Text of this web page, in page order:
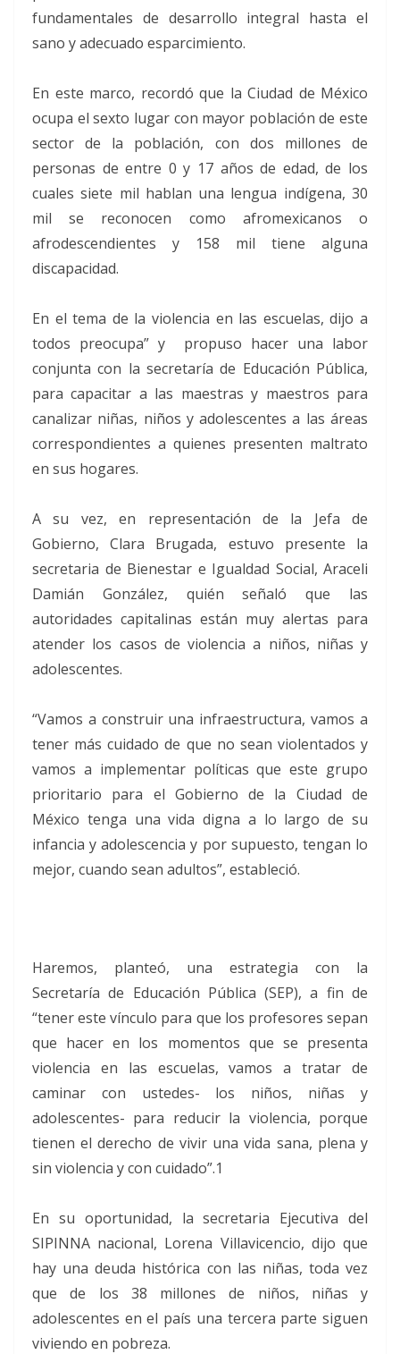
fundamentales de desarrollo integral hasta el
sano y adecuado esparcimiento.
En este marco, recordó que la Ciudad de México
ocupa el sexto lugar con mayor población de este
sector de la población, con dos millones de
personas de entre 0 y 17 años de edad, de los
cuales siete mil hablan una lengua indígena, 30
mil se reconocen como afromexicanos o
afrodescendientes y 158 mil tiene alguna
discapacidad.
En el tema de la violencia en las escuelas, dijo a
todos preocupa” y propuso hacer una labor
conjunta con la secretaría de Educación Pública,
para capacitar a las maestras y maestros para
canalizar niñas, niños y adolescentes a las áreas
correspondientes a quienes presenten maltrato
en sus hogares.
A su vez, en representación de la Jefa de
Gobierno, Clara Brugada, estuvo presente la
secretaria de Bienestar e Igualdad Social, Araceli
Damián González, quién señaló que las
autoridades capitalinas están muy alertas para
atender los casos de violencia a niños, niñas y
adolescentes.
“Vamos a construir una infraestructura, vamos a
tener más cuidado de que no sean violentados y
vamos a implementar políticas que este grupo
prioritario para el Gobierno de la Ciudad de
México tenga una vida digna a lo largo de su
infancia y adolescencia y por supuesto, tengan lo
mejor, cuando sean adultos”, estableció.
Haremos, planteó, una estrategia con la
Secretaría de Educación Pública (SEP), a fin de
“tener este vínculo para que los profesores sepan
que hacer en los momentos que se presenta
violencia en las escuelas, vamos a tratar de
caminar con ustedes- los niños, niñas y
adolescentes- para reducir la violencia, porque
tienen el derecho de vivir una vida sana, plena y
sin violencia y con cuidado”.1
En su oportunidad, la secretaria Ejecutiva del
SIPINNA nacional, Lorena Villavicencio, dijo que
hay una deuda histórica con las niñas, toda vez
que de los 38 millones de niños, niñas y
adolescentes en el país una tercera parte siguen
viviendo en pobreza.